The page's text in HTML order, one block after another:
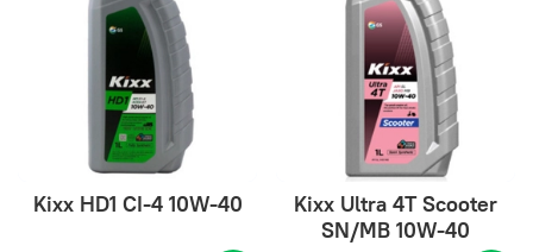
Kixx HD1 CI-4 10W-40
Kixx Ultra 4T Scooter
SN/MB 10W-40